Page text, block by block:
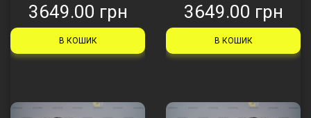
3649.00 грн
В КОШИК
3649.00 грн
В КОШИК